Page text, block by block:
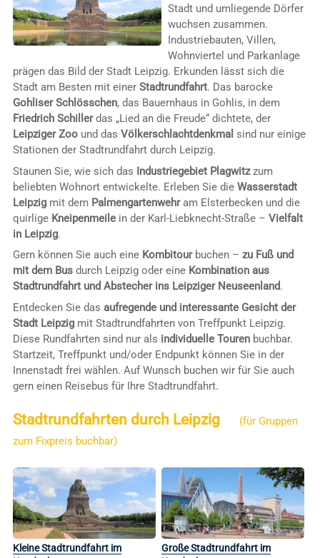
Stadt und umliegende Dörfer
wuchsen zusammen.
Industriebauten, Villen,
Wohnviertel und Parkanlage
prägen das Bild der Stadt Leipzig. Erkunden lässt sich die
Stadt am Besten mit einer Stadtrundfahrt. Das barocke
Gohliser Schlösschen, das Bauernhaus in Gohlis, in dem
Friedrich Schillerdas „Lied an die Freude“ dichtete, der
Leipziger Zoound das Völkerschlachtdenkmal sind nur einige
Stationen der Stadtrundfahrt durch Leipzig.
Staunen Sie, wie sich das Industriegebiet Plagwitzzum
beliebten Wohnort entwickelte. Erleben Sie die Wasserstadt
Leipzigmit dem Palmengartenwehram Elsterbecken und die
quirlige Kneipenmeilein der Karl-Liebknecht-Straße – Vielfalt
in Leipzig.
Gern können Sie auch eine Kombitourbuchen – zu Fuß und
mit dem Busdurch Leipzig oder eine Kombination aus
Stadtrundfahrt und Abstecher ins Leipziger Neuseenland.
Entdecken Sie das aufregende und interessante Gesicht der
Stadt Leipzigmit Stadtrundfahrten von Treffpunkt Leipzig.
Diese Rundfahrten sind nur als individuelle Tourenbuchbar.
Startzeit, Treffpunkt und/oder Endpunkt können Sie in der
Innenstadt frei wählen. Auf Wunsch buchen wir für Sie auch
gern einen Reisebus für Ihre Stadtrundfahrt.
Stadtrundfahrten durch Leipzig
(für Gruppen
zum Fixpreis buchbar)
Kleine Stadtrundfahrt im
Große Stadtrundfahrt im